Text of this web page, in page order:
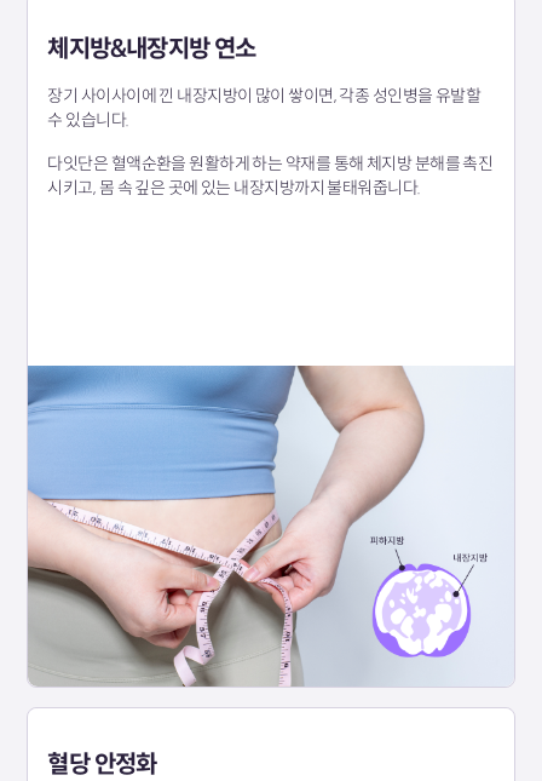
체지방&내장지방 연소
장기 사이사이에 낀 내장지방이 많이 쌓이면, 각종 성인병을 유발할
수 있습니다.
다잇단은 혈액순환을 원활하게 하는 약재를 통해 체지방 분해를 촉진
시키고, 몸 속 깊은 곳에 있는 내장지방까지 불태워줍니다.
혈당 안정화